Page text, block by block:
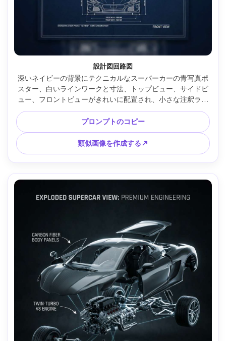
設計図回路図
深いネイビーの背景にテクニカルなスーパーカーの青写真ポ
スター、白いラインワークと寸法、トップビュー、サイドビ
ュー、フロントビューがきれいに配置され、小さな注釈ラベ
ル、微妙な紙目、正確なエンジニアリング美学、高い読みや
すさ、コレクタープリントのような中央の垂直レイアウト、
超詳細なデザイン、85mmレンズ、浅い被写界深度、柔らか
いシネマティック照明 --ar 4:5
プロンプトのコピー
類似画像を作成する↗